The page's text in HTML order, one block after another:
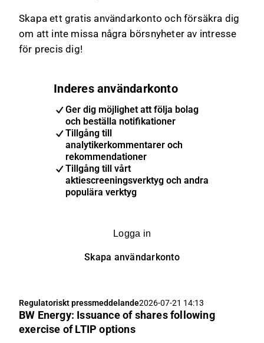
Skapa ett gratis användarkonto och försäkra dig
om att inte missa några börsnyheter av intresse
för precis dig!
Inderes användarkonto
Ger dig möjlighet att följa bolag
och beställa notifikationer
Tillgång till
analytikerkommentarer och
rekommendationer
Tillgång till vårt
aktiescreeningsverktyg och andra
populära verktyg
Logga in
Skapa användarkonto
Regulatoriskt pressmeddelande2026-07-21 14:13
BW Energy: Issuance of shares following
exercise of LTIP options